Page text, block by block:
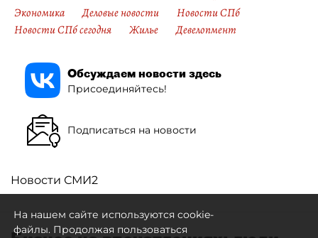
Экономика
Деловые новости
Новости СПб
Новости СПб сегодня
Жилье Девелопмент
Обсуждаем новости здесь
Присоединяйтесь!
Подписаться на новости
Новости СМИ2
На нашем сайте используются cookie-
файлы. Продолжая пользоваться